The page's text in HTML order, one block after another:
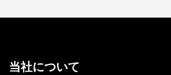
当社について